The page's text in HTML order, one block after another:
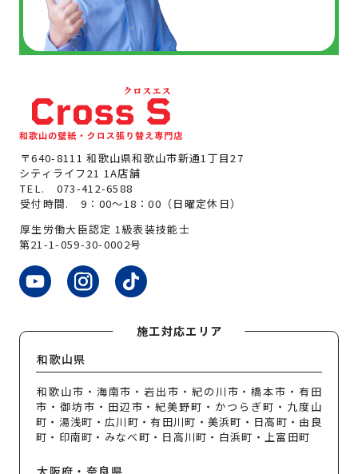
〒640-8111 和歌山県和歌山市新通1丁目27
シティライフ21 1A店舗
TEL. 073-412-6588
受付時間. 9：00～18：00（日曜定休日）
厚生労働大臣認定 1級表装技能士
第21-1-059-30-0002号
施工対応エリア
和歌山県
和歌山市・海南市・岩出市・紀の川市・橋本市・有田
市・御坊市・田辺市・紀美野町・かつらぎ町・九度山
町・湯浅町・広川町・有田川町・美浜町・日高町・由良
町・印南町・みなべ町・日高川町・白浜町・上富田町